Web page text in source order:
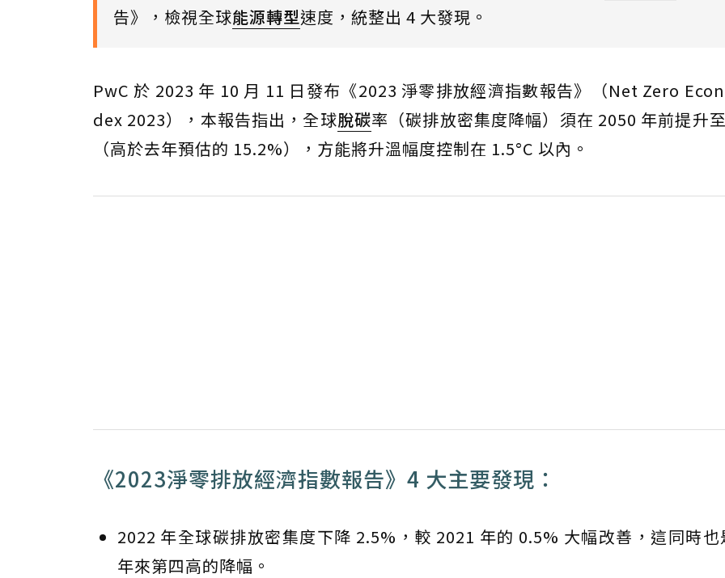
告》，檢視全球能源轉型速度，統整出 4 大發現。
PwC 於 2023 年 10 月 11 日發布《2023 淨零排放經濟指數報告》（Net Zero
dex 2023），本報告指出，全球脫碳率（碳排放密集度降幅）須在 2050 年前提升
（高於去年預估的 15.2%），方能將升溫幅度控制在 1.5°C 以內。
《2023淨零排放經濟指數報告》4 大主要發現：
2022 年全球碳排放密集度下降 2.5%，較 2021 年的 0.5% 大幅改善，這同時
年來第四高的降幅。